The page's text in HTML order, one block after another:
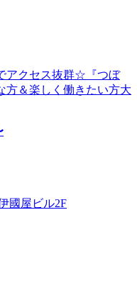
アクセス抜群☆『つぼ
＆楽しく働きたい方大
國屋ビル2F